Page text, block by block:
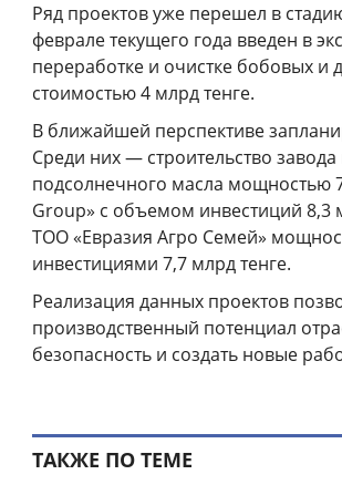
Ряд проектов уже перешел в
феврале текущего года введен в
переработке и очистке бобовых и
стоимостью 4 млрд тенге.
В ближайшей перспективе
Среди них — строительство
подсолнечного масла мощностью
Group» с объемом инвестиций 8,3
ТОО «Евразия Агро Семей»
инвестициями 7,7 млрд тенге.
Реализация данных проектов
производственный потенциал
безопасность и создать новые
ТАКЖЕ ПО ТЕМЕ